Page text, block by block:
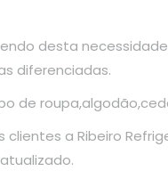
desta
diferenciadas.
de
clientes a Ribeiro